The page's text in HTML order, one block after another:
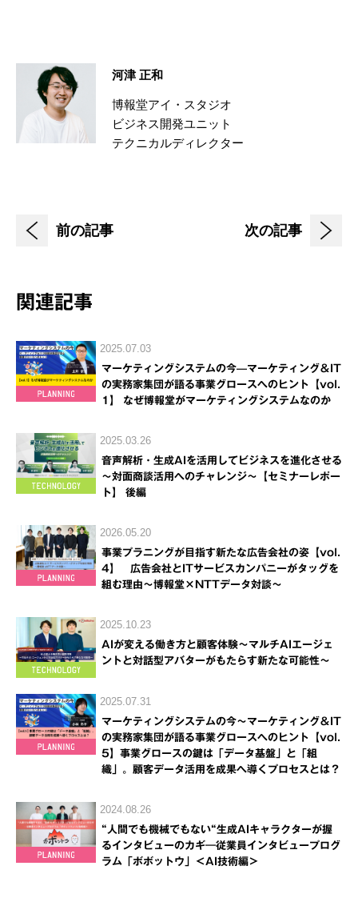
河津 正和
博報堂アイ・スタジオ
ビジネス開発ユニット
テクニカルディレクター
前の記事 次の記事
関連記事
2025.07.03
マーケティングシステムの今—マーケティング＆IT
の実務家集団が語る事業グロースへのヒント【vol.
1】 なぜ博報堂がマーケティングシステムなのか
2025.03.26
音声解析・生成AIを活用してビジネスを進化させる
～対面商談活用へのチャレンジ～【セミナーレポー
ト】 後編
2026.05.20
事業プラニングが目指す新たな広告会社の姿【vol.
4】 広告会社とITサービスカンパニーがタッグを
組む理由～博報堂×NTTデータ対談～
2025.10.23
AIが変える働き方と顧客体験～マルチAIエージェ
ントと対話型アバターがもたらす新たな可能性～
2025.07.31
マーケティングシステムの今～マーケティング＆IT
の実務家集団が語る事業グロースへのヒント【vol.
5】事業グロースの鍵は「データ基盤」と「組
織」。顧客データ活用を成果へ導くプロセスとは？
2024.08.26
“人間でも機械でもない“生成AIキャラクターが握
るインタビューのカギ―従業員インタビュープログ
ラム「ボボットウ」＜AI技術編＞